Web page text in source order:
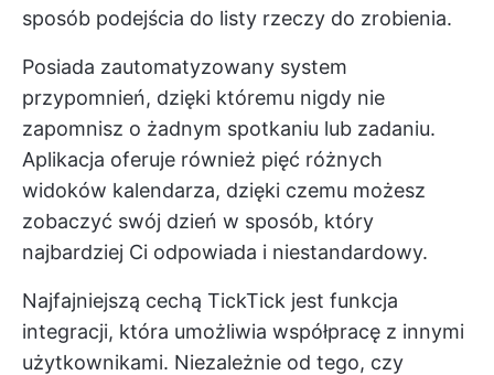
sposób podejścia do listy rzeczy do zrobienia.
Posiada zautomatyzowany system
przypomnień, dzięki któremu nigdy nie
zapomnisz o żadnym spotkaniu lub zadaniu.
Aplikacja oferuje również pięć różnych
widoków kalendarza, dzięki czemu możesz
zobaczyć swój dzień w sposób, który
najbardziej Ci odpowiada i niestandardowy.
Najfajniejszą cechą TickTick jest funkcja
integracji, która umożliwia współpracę z innymi
użytkownikami. Niezależnie od tego, czy